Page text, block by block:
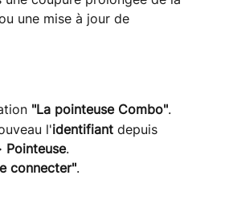
une mise à jour de
"La pointeuse Combo".
l'identifiant depuis
Pointeuse.
connecter".